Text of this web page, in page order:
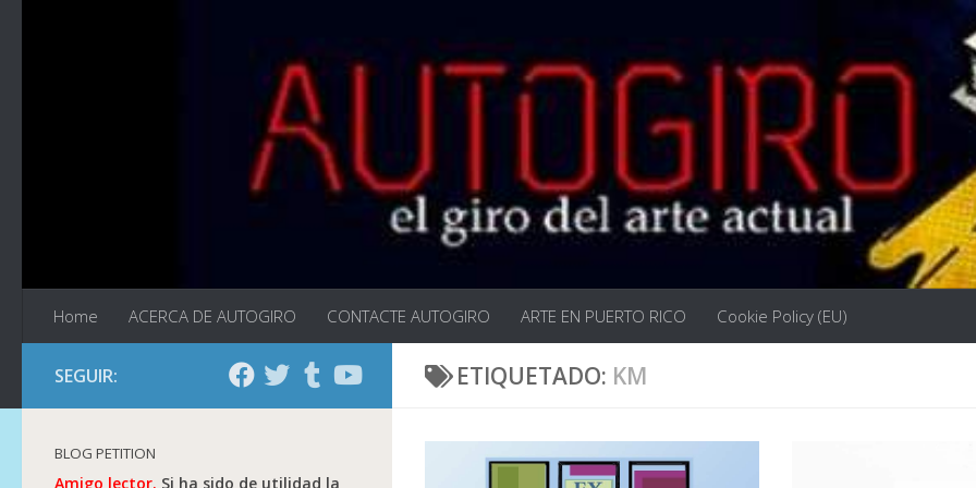
Home ACERCA DE AUTOGIRO CONTACTE AUTOGIRO ARTE EN PUERTO RICO Cookie Policy (EU)
ETIQUETADO: KM
SEGUIR:
BLOG PETITION
Amigo lector. Si ha sido de utilidad la